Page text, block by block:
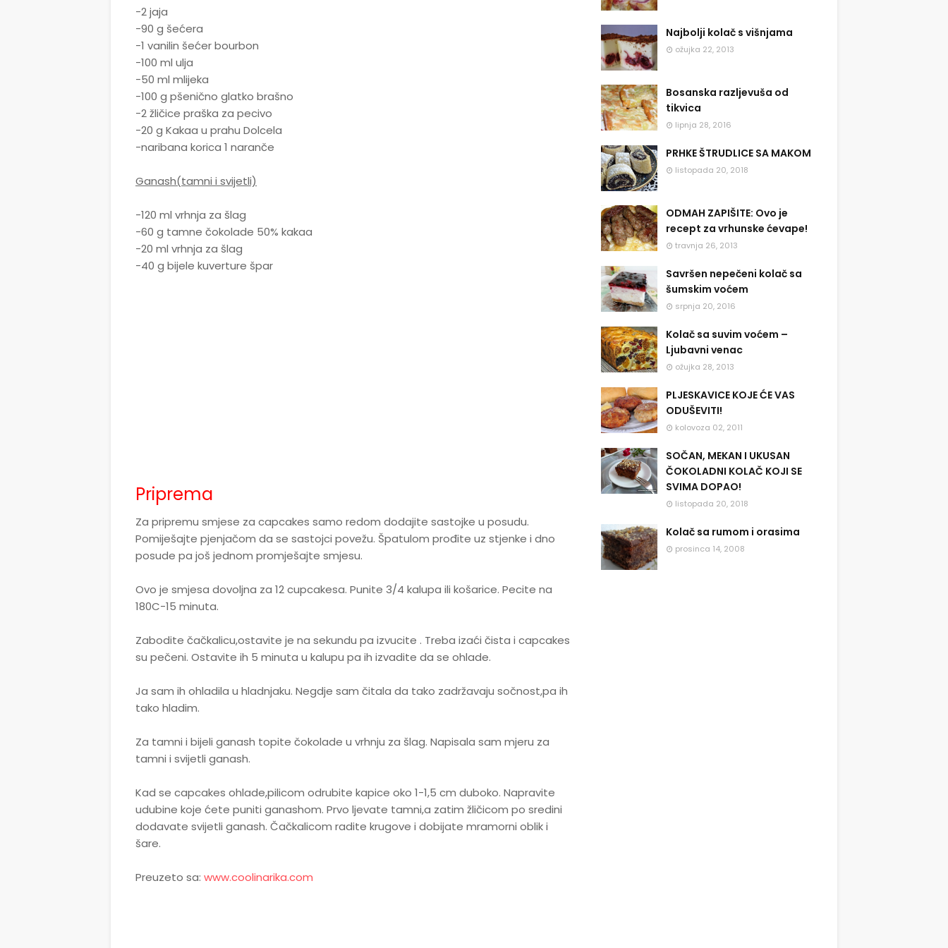
-2 jaja
-90 g šećera
-1 vanilin šećer bourbon
-100 ml ulja
-50 ml mlijeka
-100 g pšenično glatko brašno
-2 žličice praška za pecivo
-20 g Kakaa u prahu Dolcela
-naribana korica 1 naranče
Ganash(tamni i svijetli)
-120 ml vrhnja za šlag
-60 g tamne čokolade 50% kakaa
-20 ml vrhnja za šlag
-40 g bijele kuverture špar
Priprema
Za pripremu smjese za capcakes samo redom dodajite sastojke u posudu.
Pomiješajte pjenjačom da se sastojci povežu. Špatulom prođite uz stjenke i dno
posude pa još jednom promješajte smjesu.
Ovo je smjesa dovoljna za 12 cupcakesa. Punite 3/4 kalupa ili košarice. Pecite na
180C-15 minuta.
Zabodite čačkalicu,ostavite je na sekundu pa izvucite . Treba izaći čista i capcakes
su pečeni. Ostavite ih 5 minuta u kalupu pa ih izvadite da se ohlade.
Ja sam ih ohladila u hladnjaku. Negdje sam čitala da tako zadržavaju sočnost,pa ih
tako hladim.
Za tamni i bijeli ganash topite čokolade u vrhnju za šlag. Napisala sam mjeru za
tamni i svijetli ganash.
Kad se capcakes ohlade,pilicom odrubite kapice oko 1-1,5 cm duboko. Napravite
udubine koje ćete puniti ganashom. Prvo ljevate tamni,a zatim žličicom po sredini
dodavate svijetli ganash. Čačkalicom radite krugove i dobijate mramorni oblik i
šare.
Preuzeto sa: www.coolinarika.com
Najbolji kolač s višnjama
ožujka 22, 2013
Bosanska razljevuša od
tikvica
lipnja 28, 2016
PRHKE ŠTRUDLICE SA MAKOM
listopada 20, 2018
ODMAH ZAPIŠITE: Ovo je
recept za vrhunske ćevape!
travnja 26, 2013
Savršen nepečeni kolač sa
šumskim voćem
srpnja 20, 2016
Kolač sa suvim voćem –
Ljubavni venac
ožujka 28, 2013
PLJESKAVICE KOJE ĆE VAS
ODUŠEVITI!
kolovoza 02, 2011
SOČAN, MEKAN I UKUSAN
ČOKOLADNI KOLAČ KOJI SE
SVIMA DOPAO!
listopada 20, 2018
Kolač sa rumom i orasima
prosinca 14, 2008